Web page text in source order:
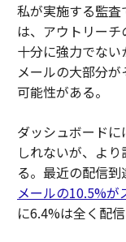
私が実施する監
は、アウトリー
十分に強力でない
メールの大部分
可能性がある。
ダッシュボード
しれないが、よ
る。最近の配信到
メールの10.5%が
に6.4%は全く配